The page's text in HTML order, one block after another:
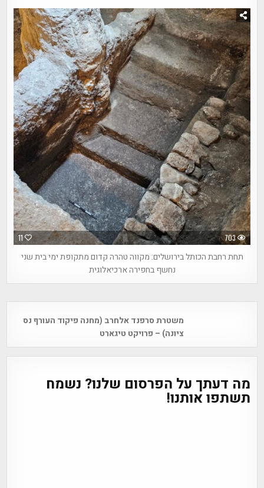
11 703
תחת רחבת הכותל בירושלים: מקווה טהרה קדום מתקופת ימי בית שני
נחשף בחפירה ארכיאלוגית
navigationמשטרת סרפנד אלחרב (מחנה פיקוד העורף נס
ציונה) – פרויקט טיגארט
מה דעתך על הפרסום שלנו? נשמח
תשתפו אותנו!